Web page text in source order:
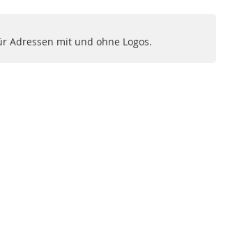
Adressen mit und ohne Logos.